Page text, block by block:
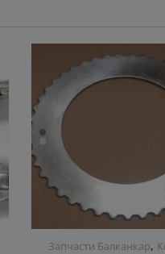
Запчасти Балканкар,